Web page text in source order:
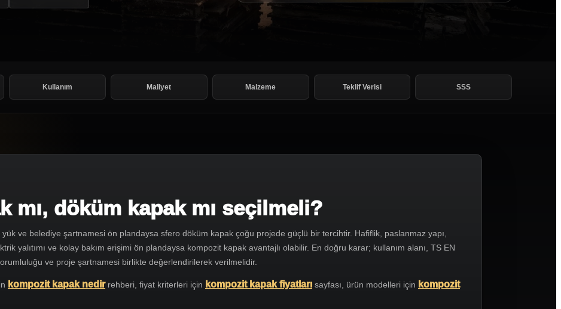
Kullanım Maliyet Malzeme Teklif Verisi SSS
mı, döküm kapak mı seçilmeli?
ve belediye şartnamesi ön plandaysa sfero döküm kapak çoğu projede güçlü bir tercihtir. Hafiflik, paslanmaz yapı,
yalıtımı ve kolay bakım erişimi ön plandaysa kompozit kapak avantajlı olabilir. En doğru karar; kullanım alanı, TS EN
ve proje şartnamesi birlikte değerlendirilerek verilmelidir.
kompozit kapak nedirrehberi, fiyat kriterleri için kompozit kapak fiyatları sayfası, ürün modelleri için kompozit